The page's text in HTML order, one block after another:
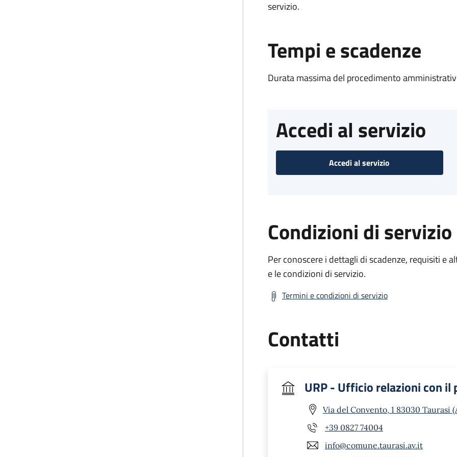
servizio.
Tempi e scadenze
Durata massima del procedimento
Accedi al servizio
Accedi al servizio
Condizioni di servizio
Per conoscere i dettagli di scadenze, requisiti e
e le condizioni di servizio.
Termini e condizioni di servizio
Contatti
URP - Ufficio relazioni con il
Via del Convento, 1 83030 Taurasi
+39 0827 74004
info@comune.taurasi.av.it